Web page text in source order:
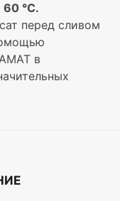
60 °C.
перед сливом
в